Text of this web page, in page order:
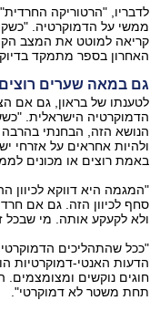
לדבריו, "הרטוריקה
ממשי על הדמוקרטיה.
קריאה למוטט את המצב
האחרון בספר מתמקד בדיוק
גם במאה שערים
לטענתו של בראון, גם אם
הדמוקרטיה הישראלית.
הנושא הזה, הבחנתי
ולהיות אחראים על אזרחי
באמת רוצים או מכונים
"המגמה היא דווקא
סחף לכיוון הזה. גם אם
ולא לקעקע אותה. מי שבכל
"ככל שהתהליכים
הדעות האנטי-דמוקרטיות
חוגים נוקשים ומצומצמים.
תחת משטר לא דמוקרטי".